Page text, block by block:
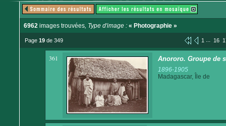
6962 images trouvées, Type d'image : « Photographie »
Page 19 de 349 1 ... 16
361 Anororo. Groupe de
1896-1905
Madagascar, Île de